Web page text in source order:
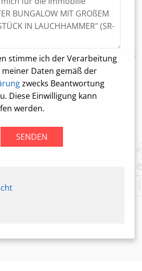
stimme ich der Verarbeitung
Daten gemäß der
zwecks Beantwortung
Diese Einwilligung kann
werden.
SENDEN